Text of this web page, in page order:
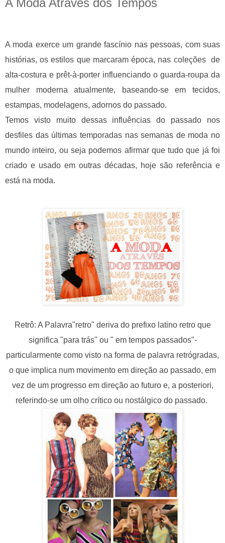
A Moda Através dos Tempos
A moda exerce um grande fascínio nas pessoas, com suas
histórias, os estilos que marcaram época, nas coleções de
alta-costura e prêt-à-porter influenciando o guarda-roupa da
mulher moderna atualmente, baseando-se em tecidos,
estampas, modelagens, adornos do passado.
Temos visto muito dessas influências do passado nos
desfiles das últimas temporadas nas semanas de moda no
mundo inteiro, ou seja podemos afirmar que tudo que já foi
criado e usado em outras décadas, hoje são referência e
está na moda.
Retrô: A Palavra"retro" deriva do prefixo latino retro que
significa "para trás" ou " em tempos passados"-
particularmente como visto na forma de palavra retrógradas,
o que implica num movimento em direção ao passado, em
vez de um progresso em direção ao futuro e, a posteriori,
referindo-se um olho crítico ou nostálgico do passado.